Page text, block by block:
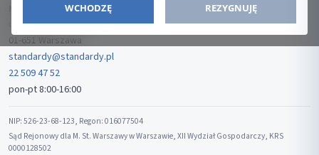
WCHODZĘ REZYGNUJĘ
Media-Press Sp. z o.o.
ul. Gwiaździsta 7B/8
01-651 Warszawa
standardy@standardy.pl
22 509 47 52
pon-pt 8:00-16:00
NIP: 526-23-68-123, Regon: 016077504
Sąd Rejonowy dla M. St. Warszawy w Warszawie, XII Wydział Gospodarczy, KRS
0000128502